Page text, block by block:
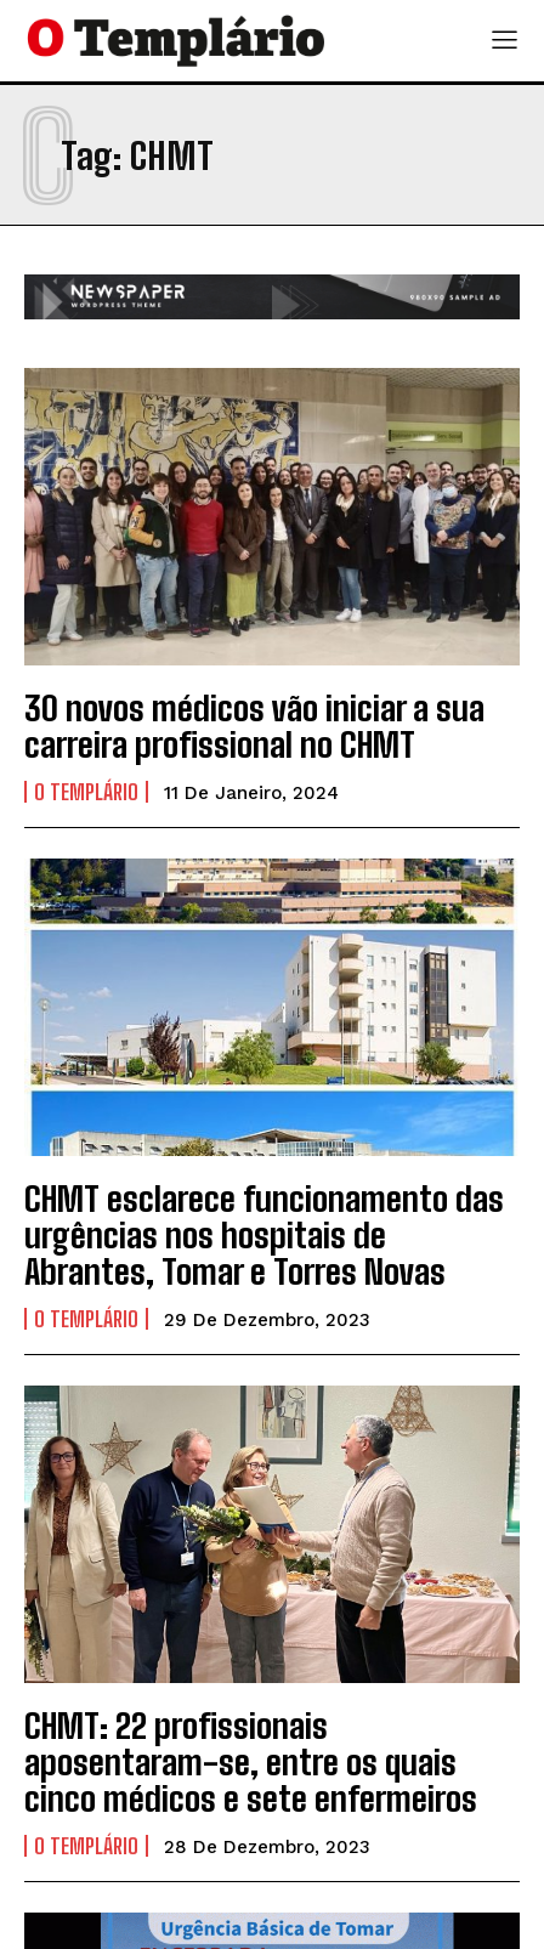
Tag: CHMT
C
30 novos médicos vão iniciar a sua
carreira profissional no CHMT
O TEMPLÁRIO 11 De Janeiro, 2024
CHMT esclarece funcionamento das
urgências nos hospitais de
Abrantes, Tomar e Torres Novas
O TEMPLÁRIO 29 De Dezembro, 2023
CHMT: 22 profissionais
aposentaram-se, entre os quais
cinco médicos e sete enfermeiros
O TEMPLÁRIO 28 De Dezembro, 2023